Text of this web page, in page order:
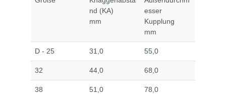
nd (KA)
mm
esser
Kupplung
mm
D - 25 31,0 55,0
32 44,0 68,0
38 51,0 78,0